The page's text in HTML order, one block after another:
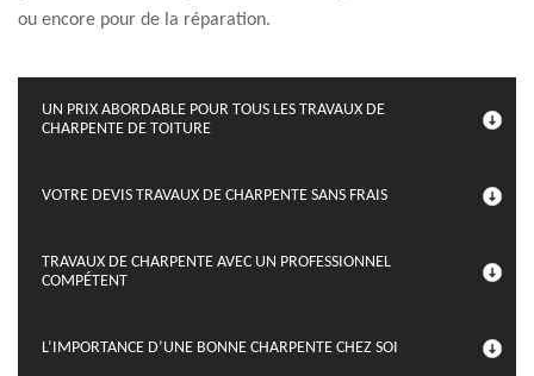
ou encore pour de la réparation.
UN PRIX ABORDABLE POUR TOUS LES TRAVAUX DE
CHARPENTE DE TOITURE
VOTRE DEVIS TRAVAUX DE CHARPENTE SANS FRAIS
TRAVAUX DE CHARPENTE AVEC UN PROFESSIONNEL
COMPÉTENT
L’IMPORTANCE D’UNE BONNE CHARPENTE CHEZ SOI